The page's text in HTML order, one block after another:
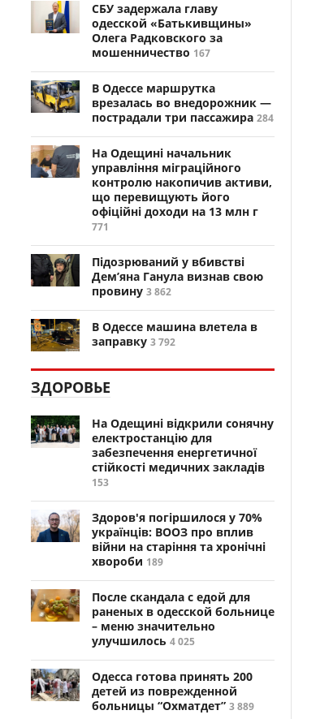
СБУ задержала главу
одесской «Батькивщины»
Олега Радковского за
мошенничество 167
В Одессе маршрутка
врезалась во внедорожник —
пострадали три пассажира 284
На Одещині начальник
управління міграційного
контролю накопичив активи,
що перевищують його
офіційні доходи на 13 млн г
771
Підозрюваний у вбивстві
Дем’яна Ганула визнав свою
провину 3 862
В Одессе машина влетела в
заправку 3 792
ЗДОРОВЬЕ
На Одещині відкрили сонячну
електростанцію для
забезпечення енергетичної
стійкості медичних закладів
153
Здоров'я погіршилося у 70%
українців: ВООЗ про вплив
війни на старіння та хронічні
хвороби 189
После скандала с едой для
раненых в одесской больнице
– меню значительно
улучшилось 4 025
Одесса готова принять 200
детей из поврежденной
больницы “Охматдет” 3 889